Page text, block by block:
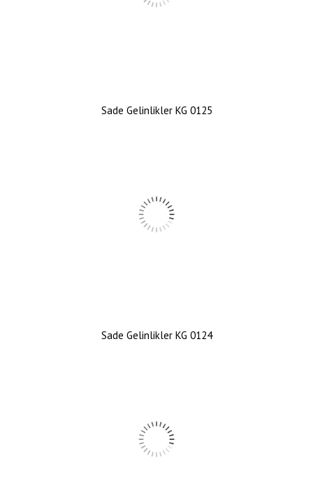
Sade Gelinlikler KG 0125
Sade Gelinlikler KG 0124